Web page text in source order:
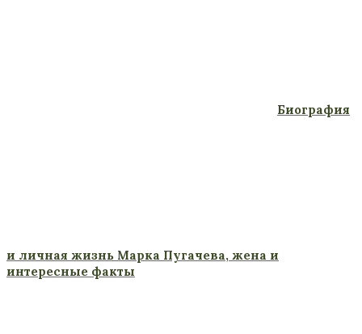
Биография
и личная жизнь Марка Пугачева, жена и
интересные факты